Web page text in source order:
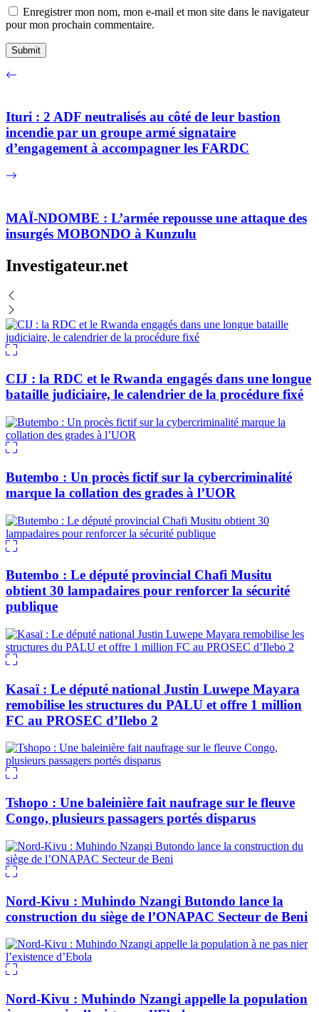
Enregistrer mon nom, mon e-mail et mon site dans le navigateur
pour mon prochain commentaire.
Ituri : 2 ADF neutralisés au côté de leur bastion
incendie par un groupe armé signataire
d’engagement à accompagner les FARDC
MAÏ-NDOMBE : L’armée repousse une attaque des
insurgés MOBONDO à Kunzulu
Investigateur.net
CIJ : la RDC et le Rwanda engagés dans une longue
bataille judiciaire, le calendrier de la procédure fixé
Butembo : Un procès fictif sur la cybercriminalité
marque la collation des grades à l’UOR
Butembo : Le député provincial Chafi Musitu
obtient 30 lampadaires pour renforcer la sécurité
publique
Kasaï : Le député national Justin Luwepe Mayara
remobilise les structures du PALU et offre 1 million
FC au PROSEC d’Ilebo 2
Tshopo : Une baleinière fait naufrage sur le fleuve
Congo, plusieurs passagers portés disparus
Nord-Kivu : Muhindo Nzangi Butondo lance la
construction du siège de l’ONAPAC Secteur de Beni
Nord-Kivu : Muhindo Nzangi appelle la population